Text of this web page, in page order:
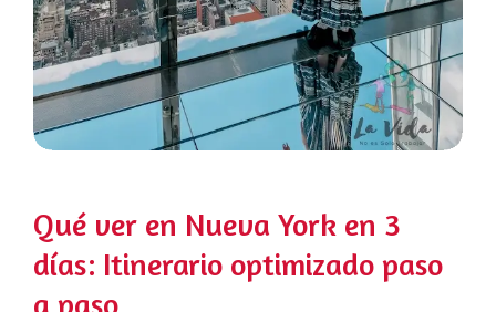
Qué ver en Nueva York en 3
días: Itinerario optimizado paso
a paso